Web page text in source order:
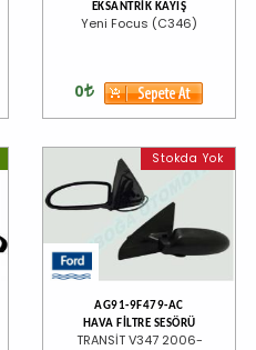
EKSANTRİK KAYIŞ
Yeni Focus (C346)
0
Stokda Yok
AG91-9F479-AC
HAVA FİLTRE SESÖRÜ
TRANSİT V347 2006-